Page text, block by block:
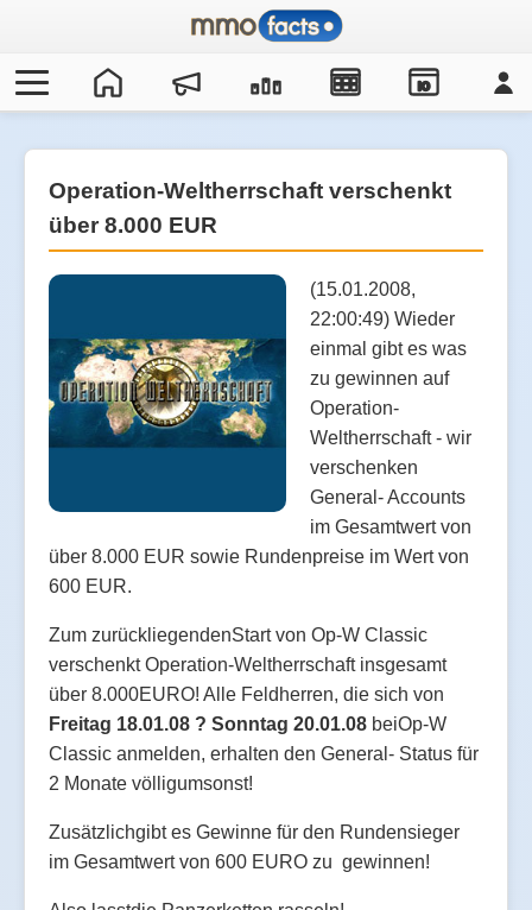
IO
Operation-Weltherrschaft verschenkt
über 8.000 EUR
(15.01.2008,
22:00:49) Wieder
einmal gibt es was
zu gewinnen auf
Operation-
Weltherrschaft - wir
verschenken
General- Accounts
im Gesamtwert von
über 8.000 EUR sowie Rundenpreise im Wert von
600 EUR.
Zum zurückliegendenStart von Op-W Classic
verschenkt Operation-Weltherrschaft insgesamt
über 8.000EURO! Alle Feldherren, die sich von
Freitag 18.01.08 ? Sonntag 20.01.08 beiOp-W
Classic anmelden, erhalten den General- Status für
2 Monate völligumsonst!
Zusätzlichgibt es Gewinne für den Rundensieger
im Gesamtwert von 600 EURO zu gewinnen!